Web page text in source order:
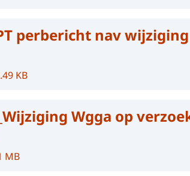
perbericht nav wijziging
KB
Wgga op
MB